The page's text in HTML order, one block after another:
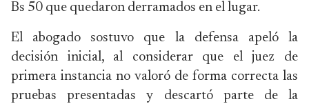
Bs 50 que quedaron derramados en el lugar.
El abogado sostuvo que la defensa apeló la
decisión inicial, al considerar que el juez de
primera instancia no valoró de forma correcta las
pruebas presentadas y descartó parte de la